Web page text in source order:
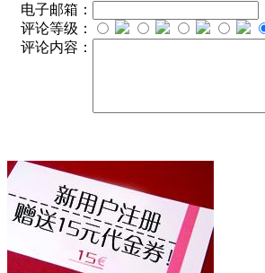
电子邮箱：
评论等级：
评论内容：